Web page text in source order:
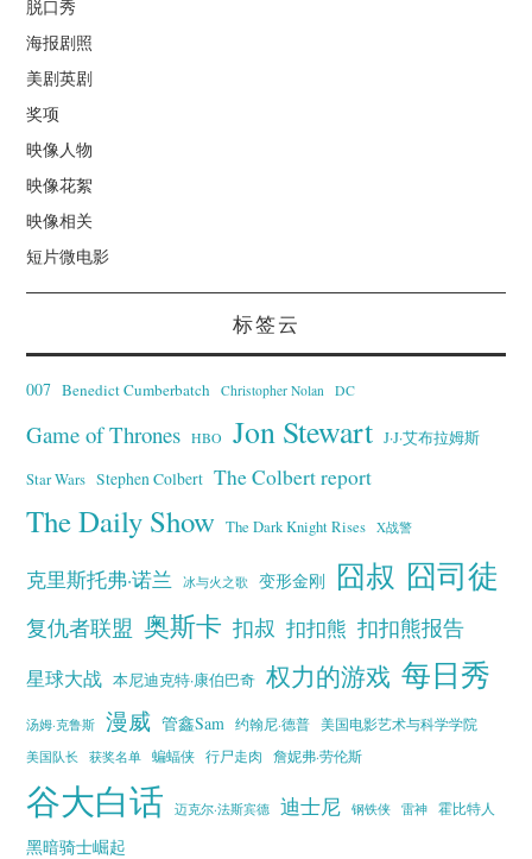
脱口秀
海报剧照
美剧英剧
奖项
映像人物
映像花絮
映像相关
短片微电影
标签云
007 Benedict Cumberbatch Christopher Nolan DC
Game of Thrones HBO Jon Stewart J·J·艾布拉姆斯
Star Wars Stephen Colbert The Colbert report
The Daily Show The Dark Knight Rises X战警
克里斯托弗·诺兰 冰与火之歌 变形金刚 囧叔 囧司徒
复仇者联盟 奥斯卡 扣叔 扣扣熊 扣扣熊报告
星球大战 本尼迪克特·康伯巴奇 权力的游戏 每日秀
汤姆·克鲁斯 漫威 管鑫Sam 约翰尼·德普
美国电影艺术与科学学院
美国队长
获奖名单 蝙蝠侠 行尸走肉 詹妮弗·劳伦斯
谷大白话 迈克尔·法斯宾德 迪士尼 钢铁侠 雷神 霍比特人
黑暗骑士崛起